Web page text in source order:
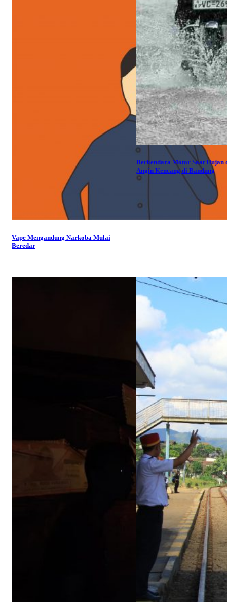
Vape Mengandung Narkoba Mulai
Beredar
Berkendara Motor Saat Hujan
Angin Kencang di Bandung